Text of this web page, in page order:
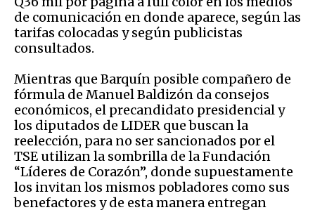
de comunicación en donde aparece, según las
tarifas colocadas y según publicistas
consultados.
Mientras que Barquín posible compañero de
fórmula de Manuel Baldizón da consejos
económicos, el precandidato presidencial y
los diputados de LIDER que buscan la
reelección, para no ser sancionados por el
TSE utilizan la sombrilla de la Fundación
“Líderes de Corazón”, donde supuestamente
los invitan los mismos pobladores como sus
benefactores y de esta manera entregan